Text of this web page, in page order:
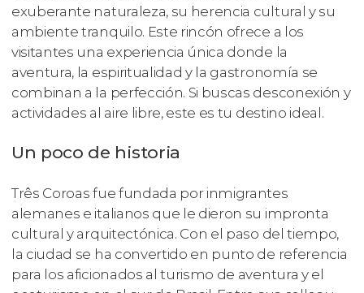
exuberante naturaleza, su herencia cultural y su
ambiente tranquilo. Este rincón ofrece a los
visitantes una experiencia única donde la
aventura, la espiritualidad y la gastronomía se
combinan a la perfección. Si buscas desconexión y
actividades al aire libre, este es tu destino ideal.
Un poco de historia
Três Coroas fue fundada por inmigrantes
alemanes e italianos que le dieron su impronta
cultural y arquitectónica. Con el paso del tiempo,
la ciudad se ha convertido en punto de referencia
para los aficionados al turismo de aventura y el